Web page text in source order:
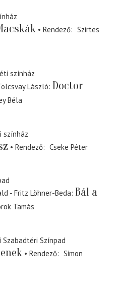
Rendező
Szirtes
színház
László Doctor
Béla
színház
Rendező
Cseke Péter
- Fritz Löhner-Beda Bál a
Tamás
Színpad
Rendező
Simon